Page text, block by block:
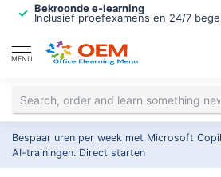
Bekroonde e-learning
Inclusief proefexamens en 24/7
MENU
Bespaar uren per week met Microsoft
AI-trainingen. Direct starten